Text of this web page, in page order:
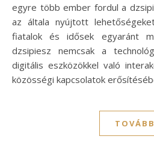
egyre több ember fordul a
az általa nyújtott
fiatalok és idősek egyaránt
dzsipiesz nemcsak a
digitális eszközökkel való
közösségi kapcsolatok
TOVÁBB